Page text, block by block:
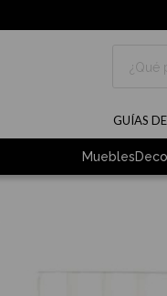
GUÍAS
Muebles